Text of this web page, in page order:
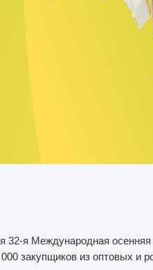
я Международная осенняя
закупщиков из оптовых и